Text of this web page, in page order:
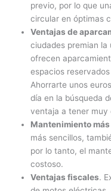
previo, por lo que
circular en óptimas
Ventajas de
ciudades premian
ofrecen
espacios
Ahorrarte unos
día en la búsqueda
ventaja a tener muy
Mantenimiento
más sencillos,
por lo tanto, el
costoso.
Ventajas fiscales.